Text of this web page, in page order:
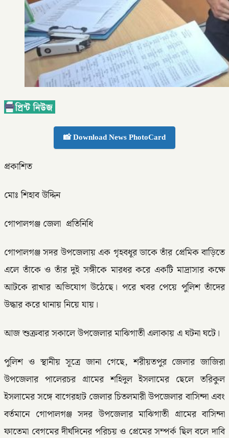
📸 Download News PhotoCard
প্রকাশিত
মোঃ শিহাব উদ্দিন
গোপালগঞ্জ জেলা প্রতিনিধি
গোপালগঞ্জ সদর উপজেলায় এক গৃহবধূর ডাকে তাঁর প্রেমিক বাড়িতে
এলে তাঁকে ও তাঁর দুই সঙ্গীকে মারধর করে একটি মাদ্রাসার কক্ষে
আটকে রাখার অভিযোগ উঠেছে। পরে খবর পেয়ে পুলিশ তাঁদের
উদ্ধার করে থানায় নিয়ে যায়।
আজ শুক্রবার সকালে উপজেলার মাঝিগাতী এলাকায় এ ঘটনা ঘটে।
পুলিশ ও স্থানীয় সূত্রে জানা গেছে, শরীয়তপুর জেলার জাজিরা
উপজেলার পালেরচর গ্রামের শহিদুল ইসলামের ছেলে তরিকুল
ইসলামের সঙ্গে বাগেরহাট জেলার চিতলমারী উপজেলার বাসিন্দা এবং
বর্তমানে গোপালগঞ্জ সদর উপজেলার মাঝিগাতী গ্রামের বাসিন্দা
ফাতেমা বেগমের দীর্ঘদিনের পরিচয় ও প্রেমের সম্পর্ক ছিল বলে দাবি